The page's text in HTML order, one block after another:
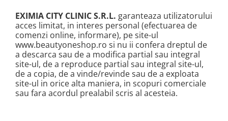
EXIMIA CITY CLINIC S.R.L. garanteaza utilizatorului
acces limitat, in interes personal (efectuarea de
comenzi online, informare), pe site-ul
www.beautyoneshop.ro si nu ii confera dreptul de
a descarca sau de a modifica partial sau integral
site-ul, de a reproduce partial sau integral site-ul,
de a copia, de a vinde/revinde sau de a exploata
site-ul in orice alta maniera, in scopuri comerciale
sau fara acordul prealabil scris al acesteia.